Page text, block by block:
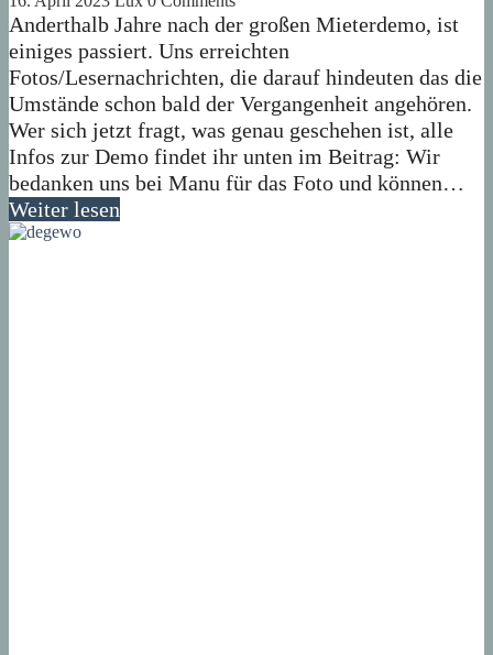
Anderthalb Jahre nach der großen Mieterdemo, ist
einiges passiert. Uns erreichten
Fotos/Lesernachrichten, die darauf hindeuten das die
Umstände schon bald der Vergangenheit angehören.
Wer sich jetzt fragt, was genau geschehen ist, alle
Infos zur Demo findet ihr unten im Beitrag: Wir
bedanken uns bei Manu für das Foto und können…
Weiter lesen